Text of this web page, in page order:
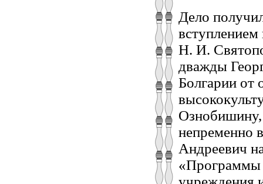
Дело
вступлением
Н. И.
дважды
Болгарии от
Ознобишину,
непременно
Андреевич
«Программы